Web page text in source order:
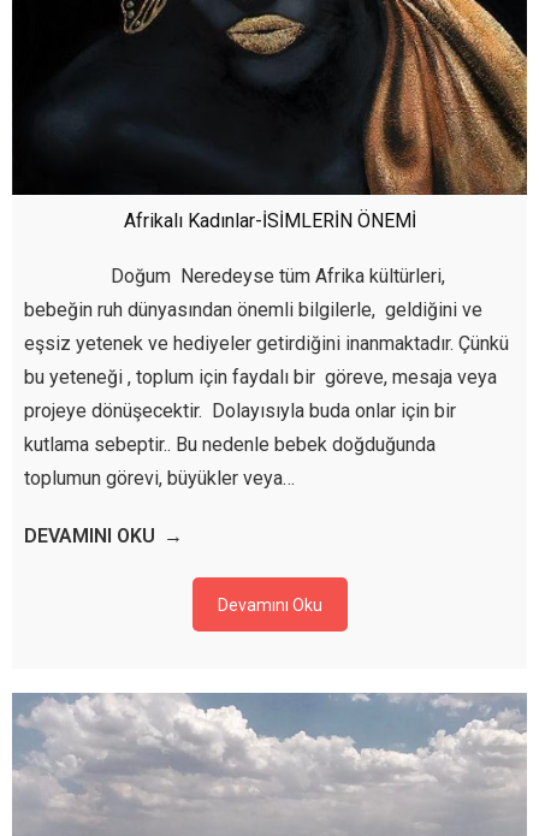
Afrikalı Kadınlar-İSİMLERİN ÖNEMİ
Doğum Neredeyse tüm Afrika kültürleri,
bebeğin ruh dünyasından önemli bilgilerle, geldiğini ve
eşsiz yetenek ve hediyeler getirdiğini inanmaktadır. Çünkü
bu yeteneği , toplum için faydalı bir göreve, mesaja veya
projeye dönüşecektir. Dolayısıyla buda onlar için bir
kutlama sebeptir.. Bu nedenle bebek doğduğunda
toplumun görevi, büyükler veya…
DEVAMINI OKU
Devamını Oku